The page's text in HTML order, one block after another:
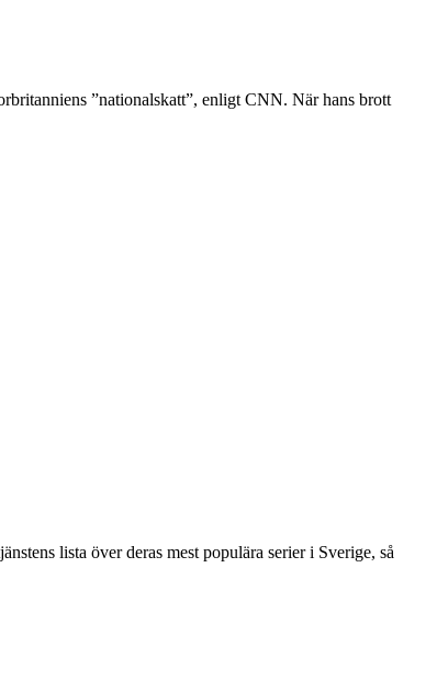
”nationalskatt”, enligt CNN. När hans brott
lista över deras mest populära serier i Sverige, så